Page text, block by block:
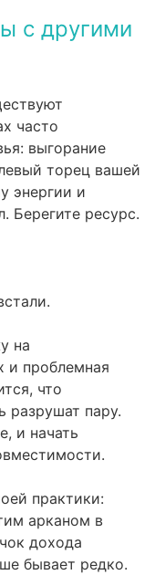
с другими
часто
выгорание
торец вашей
энергии и
Берегите ресурс.
на
и проблемная
что
разрушат пару.
и начать
.
практики:
арканом в
дохода
бывает редко.